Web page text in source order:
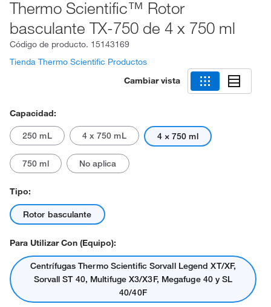
Thermo Scientific™ Rotor
basculante TX-750 de 4 x 750 ml
Código de producto. 15143169
Tienda Thermo Scientific Productos
Cambiar vista
Capacidad:
250 mL 4 x 750 mL 4 × 750 ml
750 ml No aplica
Tipo:
Rotor basculante
Para Utilizar Con (equipo):
Centrífugas Thermo Scientific Sorvall Legend XT/XF,
Sorvall ST 40, Multifuge X3/X3F, Megafuge 40 y SL
40/40F